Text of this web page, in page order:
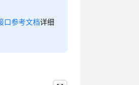
口参考文档详细